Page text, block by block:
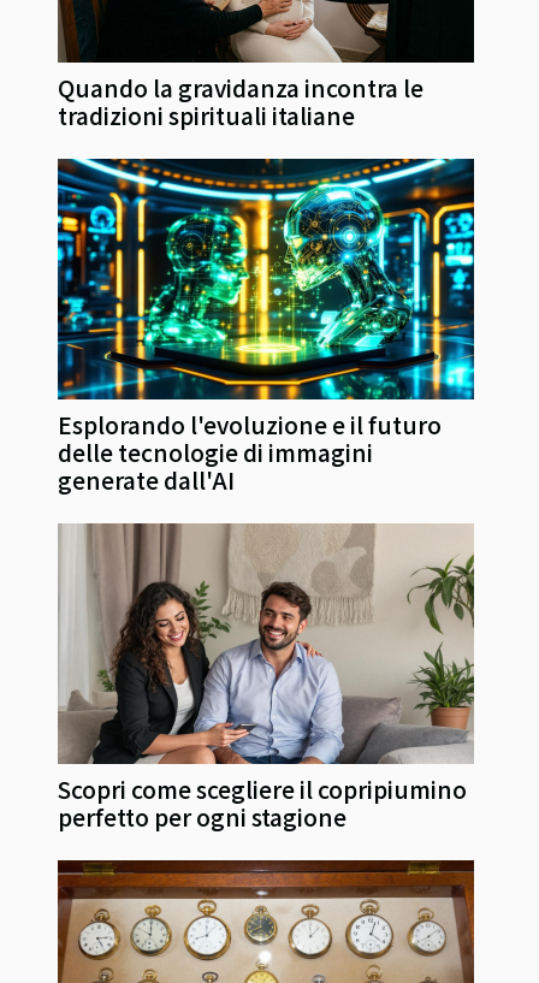
Quando la gravidanza incontra le
tradizioni spirituali italiane
Esplorando l'evoluzione e il futuro
delle tecnologie di immagini
generate dall'AI
Scopri come scegliere il copripiumino
perfetto per ogni stagione